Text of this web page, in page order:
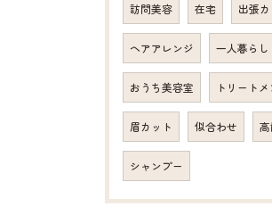
訪問美容 在宅 出張
ヘアアレンジ 一人暮らし
おうち美容室 トリートメ
眉カット 似合わせ
シャンプー